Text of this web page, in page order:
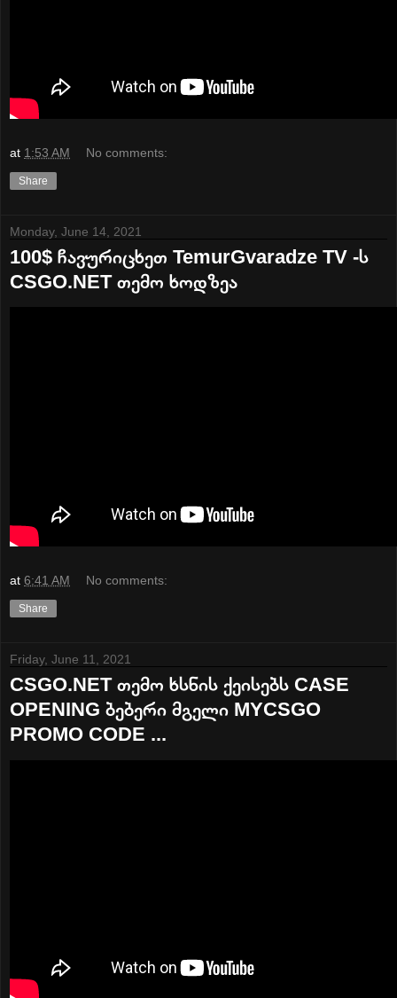
at 1:53 AM No comments:
Share
Monday, June 14, 2021
100$ ჩავურიცხეთ TemurGvaradze TV -ს
CSGO.NET თემო ხოდზეა
at 6:41 AM No comments:
Share
Friday, June 11, 2021
CSGO.NET თემო ხსნის ქეისებს CASE
OPENING ბებერი მგელი MYCSGO
PROMO CODE ...